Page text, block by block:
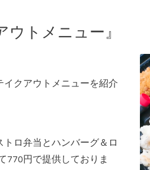
ウトメニュー』
クアウトメニューを紹介
ロ弁当とハンバーグ＆ロ
770円で提供しておりま